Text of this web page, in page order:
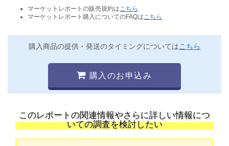
マーケットレポートの販売規約は こちら
マーケットレポート購入についてのFAQは こちら
購入商品の提供・発送のタイミングについてはこちら
購入のお申込み
このレポートの関連情報やさらに詳しい情報につ
いての調査を検討したい